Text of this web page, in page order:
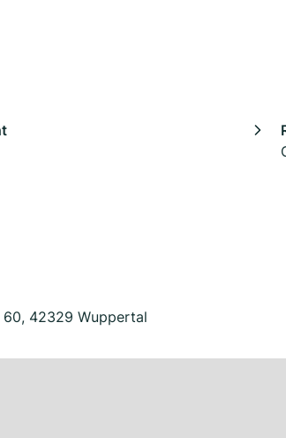
60, 42329 Wuppertal